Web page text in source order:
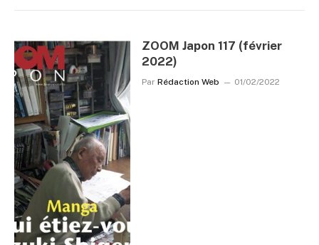
ZOOM Japon 117 (février
2022)
Par Rédaction Web 01/02/2022